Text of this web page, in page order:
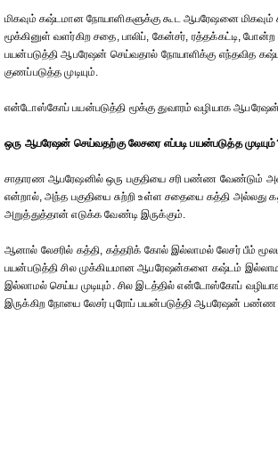
மிகவும் கஷ்டமான நோயாளிகளுக்கு கூட ஆபரேஷனை மிகவும்
மூக்கினுள் வளர்கிற சதை, பாலிப், கேன்சர், ரத்தக்கட்டி, போன்ற
பயன்படுத்தி ஆபரேஷன் செய்வதால் நோயாளிக்கு எந்தவித
குணப்படுத்த முடியும்.
என்டோஸ்கோப் பயன்படுத்தி மூக்கு துவாரம் வழியாக ஆபரேஷன்
ஒரு ஆபரேஷன் செய்வதற்கு லேசரை எப்படி பயன்படுத்த
சாதாரண ஆபரேஷனில் ஒரு பகுதியை சரி பண்ண வேண்டும்
என்றால், அந்த பகுதியை சுற்றி உள்ள சதையை கத்தி அல்லது
அறுத்துத்தான் எடுக்க வேண்டி இருக்கும்.
ஆனால் லேசரில் கத்தி, கத்தரிக் கோல் இல்லாமல் லேசர் பீம்
பயன்படுத்தி சில முக்கியமான ஆபரேஷன்களை கஷ்டம்
இல்லாமல் செய்ய முடியும். சில இடத்தில் என்டோஸ்கோப்
இருக்கிற நோயை லேசர் புரோப் பயன்படுத்தி ஆபரேஷன் பண்ண